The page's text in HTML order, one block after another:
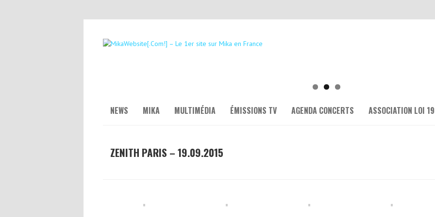
NEWS MIKA MULTIMÉDIA ÉMISSIONS TV AGENDA CONCERTS ASSOCIATION LOI
ZENITH PARIS – 19.09.2015